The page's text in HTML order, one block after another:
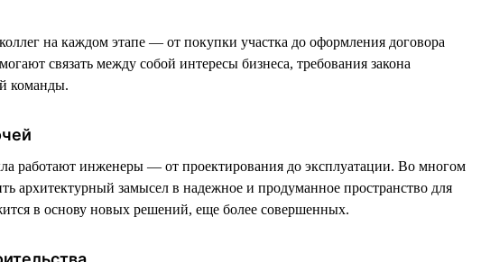
на каждом этапе — от покупки участка до оформления договора
связать между собой интересы бизнеса, требования закона
команды.
работают инженеры — от проектирования до эксплуатации. Во многом
архитектурный замысел в надежное и продуманное пространство для
в основу новых решений, еще более совершенных.